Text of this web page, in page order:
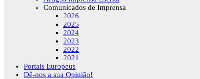
Comunicados de Imprensa
2026
2025
2024
2023
2022
2021
Portais Europeus
Dê-nos a sua Opinião!